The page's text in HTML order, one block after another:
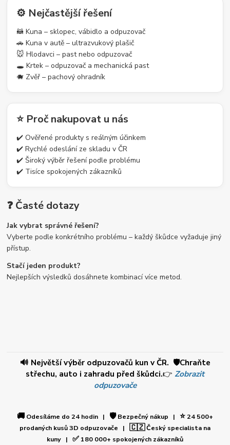
⚙️ Nejčastější řešení
🦝 Kuna – sklopec, vábidlo a odpuzovač
🚗 Kuna v autě – ultrazvukový plašič
🐭 Hlodavci – past nebo odpuzovač
🕳️ Krtek – odpuzovač a mechanická past
🐗 Zvěř – pachový ohradník
⭐ Proč nakupovat u nás
✔️ Ověřené produkty s reálným účinkem
✔️ Rychlé odeslání ze skladu v ČR
✔️ Široký výběr řešení podle problému
✔️ Tisíce spokojených zákazníků
❓ Časté dotazy
Jak vybrat správné řešení?
Vyberte podle konkrétního problému – každý škůdce vyžaduje jiný
přístup.
Stačí jeden produkt?
Nejlepších výsledků dosáhnete kombinací více metod.
🔊 Největší výběr odpuzovačů kun v ČR. 🛡️Chraňte
střechu, auto i zahradu před škůdci.👉 Zobrazit
odpuzovače
🚚 Odesíláme do 24 hodin | 🛡️Bezpečný nákup | ⭐24 500+
prodaných kusů 3D odpuzovače | 🇨🇿Český specialista na
kuny | ✅ 180 000+ spokojených zákazníků